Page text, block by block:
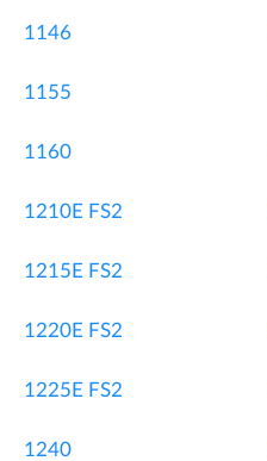
1146
1155
1160
1210E FS2
1215E FS2
1220E FS2
1225E FS2
1240